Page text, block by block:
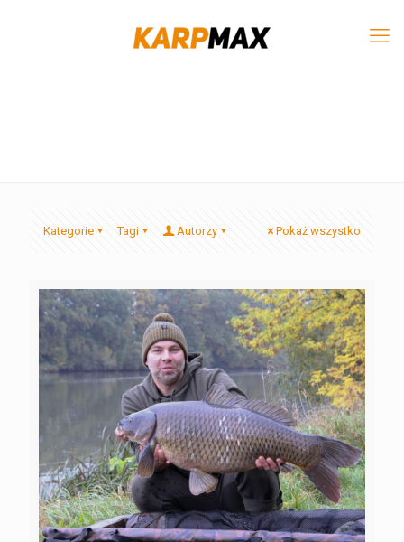
Kategorie Tagi Autorzy Pokaż wszystko